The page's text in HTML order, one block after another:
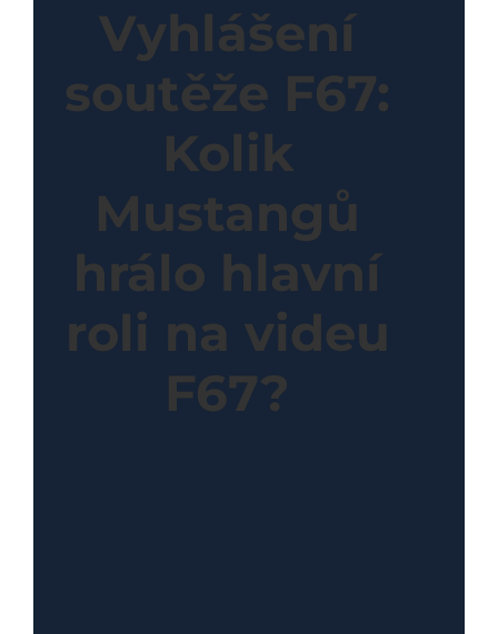
Vyhlášení
soutěže F67:
Kolik
Mustangů
hrálo hlavní
roli na videu
F67?